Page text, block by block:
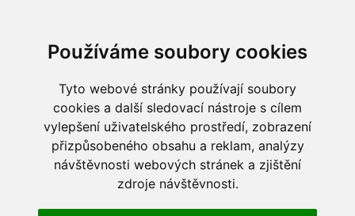
Používáme soubory cookies
Tyto webové stránky používají soubory
cookies a další sledovací nástroje s cílem
vylepšení uživatelského prostředí, zobrazení
přizpůsobeného obsahu a reklam, analýzy
návštěvnosti webových stránek a zjištění
zdroje návštěvnosti.